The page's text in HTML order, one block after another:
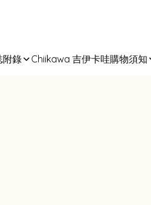
附錄 Chiikawa 吉伊卡哇購物須知